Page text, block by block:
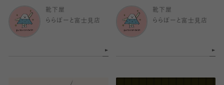
靴下屋
ららぽーと富士見店
靴下屋
ららぽーと富士見店